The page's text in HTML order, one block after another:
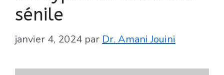
sénile
janvier 4, 2024 par Dr. Amani Jouini